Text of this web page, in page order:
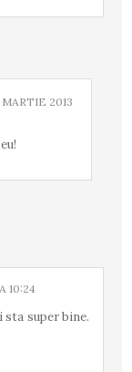
MARTIE 2013
10:24
super bine.